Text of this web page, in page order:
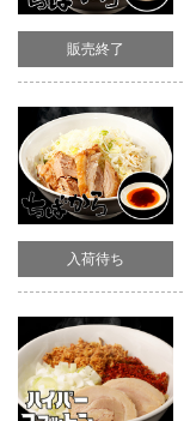
販売終了
入荷待ち